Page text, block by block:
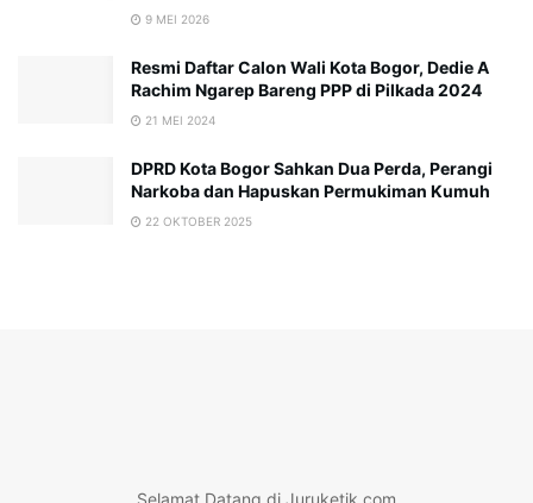
9 MEI 2026
Resmi Daftar Calon Wali Kota Bogor, Dedie A
Rachim Ngarep Bareng PPP di Pilkada 2024
21 MEI 2024
DPRD Kota Bogor Sahkan Dua Perda, Perangi
Narkoba dan Hapuskan Permukiman Kumuh
22 OKTOBER 2025
Selamat Datang di Juruketik.com